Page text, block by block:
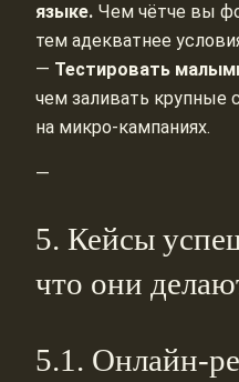
языке. Чем чётче вы
тем адекватнее
— Тестировать
чем заливать крупные
на микро‑кампаниях.
—
5. Кейсы
что они
5.1. Онлайн-